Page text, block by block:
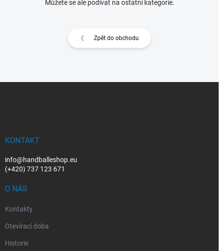
Můžete se ale podívat na ostatní kategorie.
Zpět do obchodu
KONTAKT
info@handballeshop.eu
(+420) 737 123 671
O NÁS
Kontakty
Otevírací doba
Historie